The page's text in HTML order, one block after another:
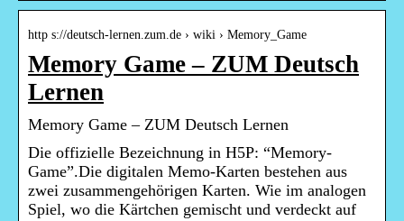
http s://deutsch-lernen.zum.de › wiki › Memory_Game
Memory Game – ZUM Deutsch
Lernen
Memory Game – ZUM Deutsch Lernen
Die offizielle Bezeichnung in H5P: “Memory-
Game”.Die digitalen Memo-Karten bestehen aus
zwei zusammengehörigen Karten. Wie im analogen
Spiel, wo die Kärtchen gemischt und verdeckt auf